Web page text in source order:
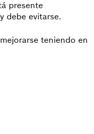
presente
debe evitarse.
teniendo en